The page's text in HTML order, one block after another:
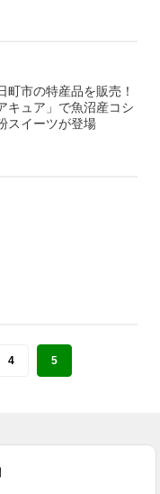
町市の特産品を販売！
キュア」で魚沼産コシ
スイーツが登場
4 5